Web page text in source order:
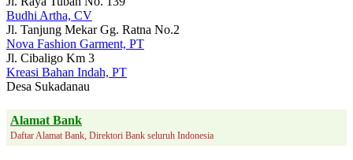
Budhi Artha, CV
Jl. Tanjung Mekar Gg. Ratna No.2
Nova Fashion Garment, PT
Jl. Cibaligo Km 3
Kreasi Bahan Indah, PT
Desa Sukadanau
Alamat Bank
Daftar Alamat Bank, Direktori Bank seluruh Indonesia